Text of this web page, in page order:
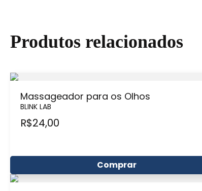
Produtos relacionados
Massageador para os Olhos
BLINK LAB
R$24,00
Comprar